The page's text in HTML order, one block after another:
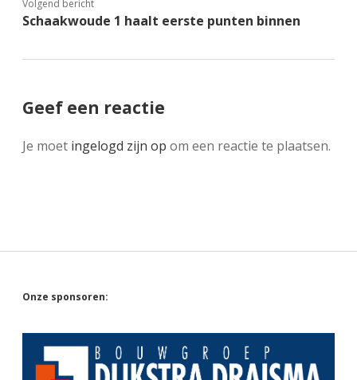
Volgend bericht
Schaakwoude 1 haalt eerste punten binnen
Geef een reactie
Je moet ingelogd zijn op om een reactie te plaatsen.
Sidebar
Onze sponsoren: